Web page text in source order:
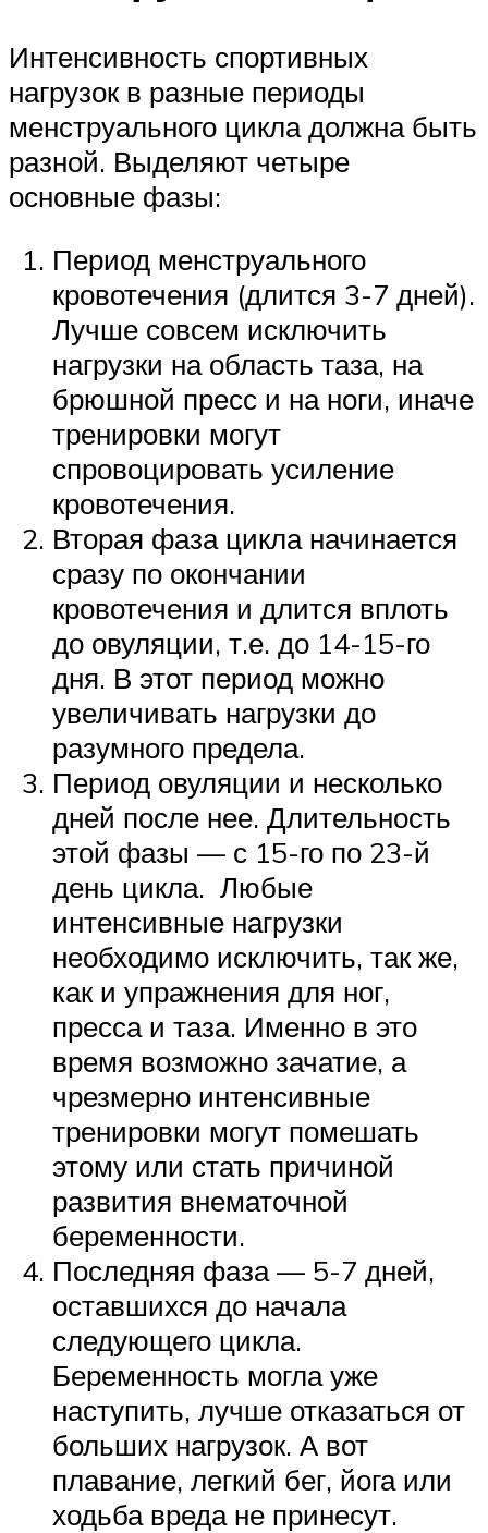
Интенсивность спортивных
нагрузок в разные периоды
менструального цикла должна быть
разной. Выделяют четыре
основные фазы:
Период менструального
кровотечения (длится 3-7 дней).
Лучше совсем исключить
нагрузки на область таза, на
брюшной пресс и на ноги, иначе
тренировки могут
спровоцировать усиление
кровотечения.
Вторая фаза цикла начинается
сразу по окончании
кровотечения и длится вплоть
до овуляции, т.е. до 14-15-го
дня. В этот период можно
увеличивать нагрузки до
разумного предела.
Период овуляции и несколько
дней после нее. Длительность
этой фазы — с 15-го по 23-й
день цикла. Любые
интенсивные нагрузки
необходимо исключить, так же,
как и упражнения для ног,
пресса и таза. Именно в это
время возможно зачатие, а
чрезмерно интенсивные
тренировки могут помешать
этому или стать причиной
развития внематочной
беременности.
Последняя фаза — 5-7 дней,
оставшихся до начала
следующего цикла.
Беременность могла уже
наступить, лучше отказаться от
больших нагрузок. А вот
плавание, легкий бег, йога или
ходьба вреда не принесут.